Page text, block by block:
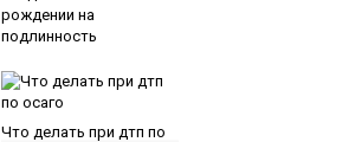
рождении на
подлинность
Что делать при дтп по